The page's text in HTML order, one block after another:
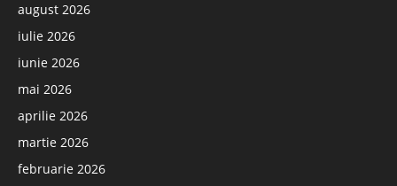
august 2026
iulie 2026
iunie 2026
mai 2026
aprilie 2026
martie 2026
februarie 2026